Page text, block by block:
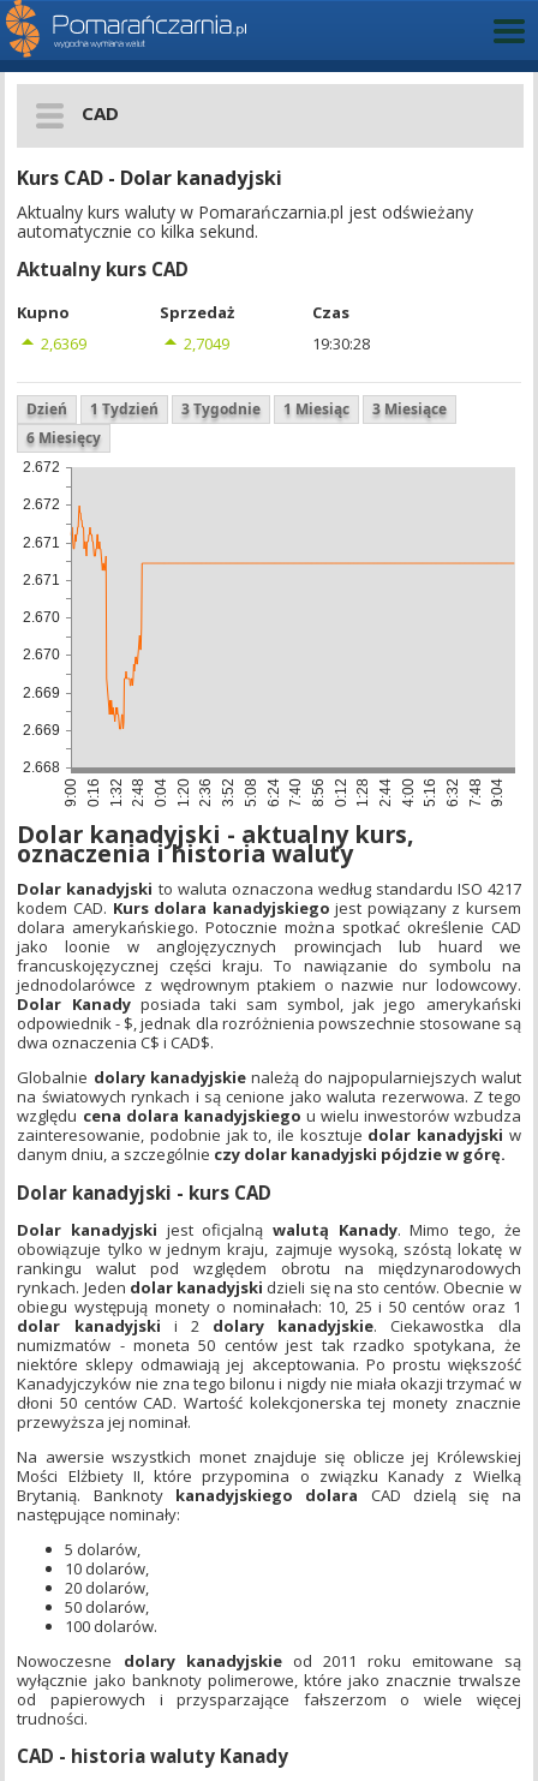
CAD
Kurs CAD - Dolar kanadyjski
Aktualny kurs waluty w Pomarańczarnia.pl jest odświeżany
automatycznie co kilka sekund.
Aktualny kurs CAD
Kupno Sprzedaż
Czas
2,6369
2,7049 19:30:28
Dzień 1 Tydzień 3 Tygodnie 1 Miesiąc
3 Miesiące
6 Miesięcy
9:00 0:16 1:32 2:48 0:04 1:20 2:36 3:52 5:08 6:24 7:40 8:56 0:12 1:28 2:44 4:00 5:16 6:32 7:48 9:04
2.668
2.669
2.669
2.670
2.670
2.671
2.671
2.672
2.672
Dolar kanadyjski - aktualny kurs,
oznaczenia i historia waluty
Dolar kanadyjski to waluta oznaczona według standardu ISO 4217
kodem CAD. Kurs dolara kanadyjskiego jest powiązany z kursem
dolara amerykańskiego. Potocznie można spotkać określenie CAD
jako loonie w anglojęzycznych prowincjach lub huard we
francuskojęzycznej części kraju. To nawiązanie do symbolu na
jednodolarówce z wędrownym ptakiem o nazwie nur lodowcowy.
Dolar Kanadyposiada taki sam symbol, jak jego amerykański
odpowiednik - $, jednak dla rozróżnienia powszechnie stosowane są
dwa oznaczenia C$ i CAD$.
Globalnie dolary kanadyjskienależą do najpopularniejszych walut
na światowych rynkach i są cenione jako waluta rezerwowa. Z tego
względu cena dolara kanadyjskiego u wielu inwestorów wzbudza
zainteresowanie, podobnie jak to, ile kosztuje dolar kanadyjski w
danym dniu, a szczególnie czy dolar kanadyjski pójdzie w górę.
Dolar kanadyjski - kurs CAD
Dolar kanadyjski jest oficjalnąwalutą Kanady. Mimo tego, że
obowiązuje tylko w jednym kraju, zajmuje wysoką, szóstą lokatę w
rankingu walut pod względem obrotu na międzynarodowych
rynkach. Jeden dolar kanadyjski dzieli się na sto centów. Obecnie w
obiegu występują monety o nominałach: 10, 25 i 50 centów oraz 1
dolar kanadyjski i 2 dolary kanadyjskie. Ciekawostka dla
numizmatów - moneta 50 centów jest tak rzadko spotykana, że
niektóre sklepy odmawiają jej akceptowania. Po prostu większość
Kanadyjczyków nie zna tego bilonu i nigdy nie miała okazji trzymać w
dłoni 50 centów CAD. Wartość kolekcjonerska tej monety znacznie
przewyższa jej nominał.
Na awersie wszystkich monet znajduje się oblicze jej Królewskiej
Mości Elżbiety II, które przypomina o związku Kanady z Wielką
Brytanią. Banknoty kanadyjskiego dolara CAD dzielą się na
następujące nominały:
5 dolarów,
10 dolarów,
20 dolarów,
50 dolarów,
100 dolarów.
Nowoczesne dolary kanadyjskieod 2011 roku emitowane są
wyłącznie jako banknoty polimerowe, które jako znacznie trwalsze
od papierowych i przysparzające fałszerzom o wiele więcej
trudności.
CAD - historia waluty Kanady